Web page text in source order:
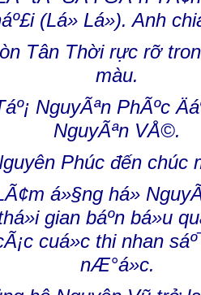
Tân Thời rực rỡ
màu.
Phúc đến chúc